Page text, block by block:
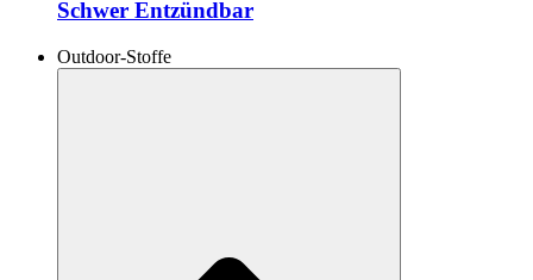
Schwer Entzündbar
Outdoor-Stoffe